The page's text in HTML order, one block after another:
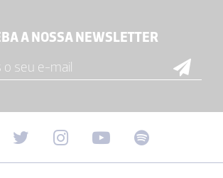
A NOSSA NEWSLETTER